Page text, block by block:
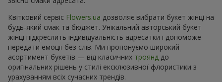
Квітковий сервіс Flowers.ua дозволяє вибрати букет жінці на
будь-який смак та бюджет. Унікальний авторський букет
жінці підкреслить індивідуальність адресатки і допоможе
передати емоції без слів. Ми пропонуємо широкий
асортимент букетів — від класичних троянд до
оригінальних рішень у стилі ексклюзивної флористики з
урахуванням всіх сучасних трендів.